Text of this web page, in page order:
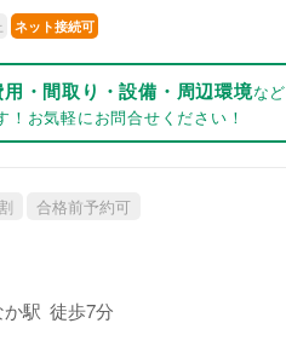
ネット接続可
・間取り・設備・周辺環境など
！お気軽にお問合せください！
合格前予約可
か駅 徒歩7分